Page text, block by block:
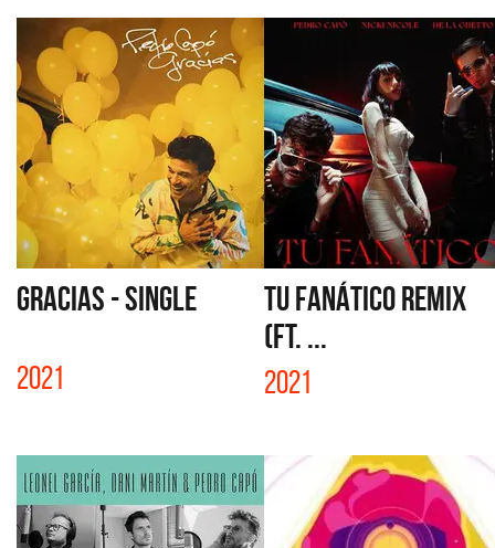
GRACIAS - SINGLE
2021
TU FANÁTICO REMIX
(FT. ...
2021